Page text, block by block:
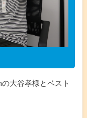
大谷孝様とベスト